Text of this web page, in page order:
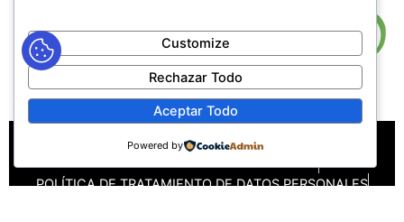
MAPA DEL SITIO POLÍTICAS DE PRIVACIDAD
POLÍTICA DE TRATAMIENTO DE DATOS PERSONALES
Customize
Rechazar Todo
Aceptar Todo
Powered by